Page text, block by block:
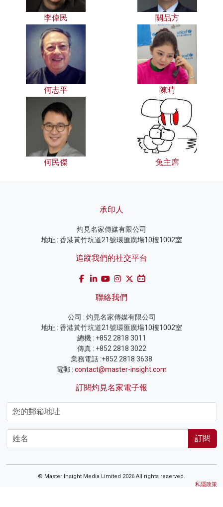
李偉民 關品方
何志平 陳晴
何民傑 兔主席
承印人
灼見名家傳媒有限公司
地址 : 香港黃竹坑道21號環匯廣場10樓1002室
追蹤我們的社交平台
聯絡我們
公司 : 灼見名家傳媒有限公司
地址 : 香港黃竹坑道21號環匯廣場10樓1002室
總機 : +852 2818 3011
傳真 : +852 2818 3022
業務電話 :+852 2818 3638
電郵 : contact@master-insight.com
訂閱灼見名家電子報
訂閱
© Master Insight Media Limited 2026 All rights reserved.
私隱政策